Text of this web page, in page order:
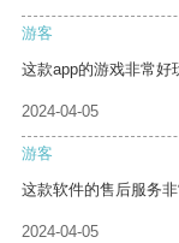
游客
这款app的游戏非常好
2024-04-05
游客
这款软件的售后服务
2024-04-05